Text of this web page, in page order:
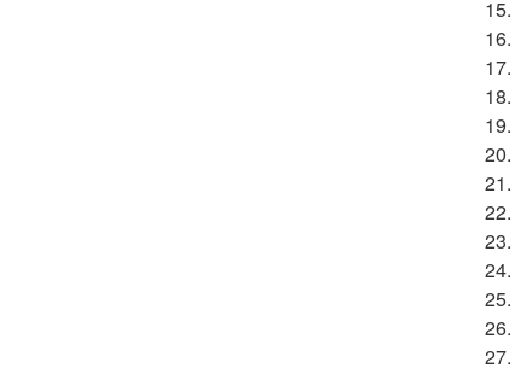
15.
16.
17.
18.
19.
20.
21.
22.
23.
24.
25.
26.
27.